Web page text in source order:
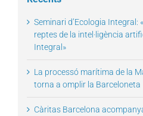
Seminari d’Ecologia
reptes de la intel·ligència
Integral»
La processó marítima de la
torna a omplir la Barceloneta
Càritas Barcelona